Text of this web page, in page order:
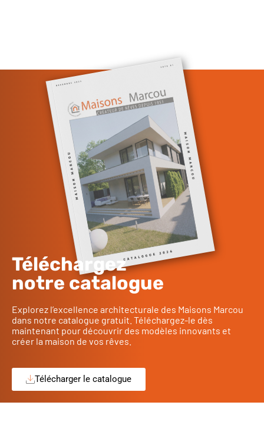
Téléchargez
notre catalogue
Explorez l’excellence architecturale des Maisons Marcou
dans notre catalogue gratuit. Téléchargez-le dès
maintenant pour découvrir des modèles innovants et
créer la maison de vos rêves.
Télécharger le catalogue